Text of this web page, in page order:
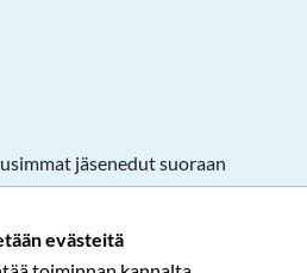
evästeitä
jäsenedut suoraan